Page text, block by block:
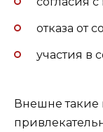
отказа от
участия в
Внешне такие